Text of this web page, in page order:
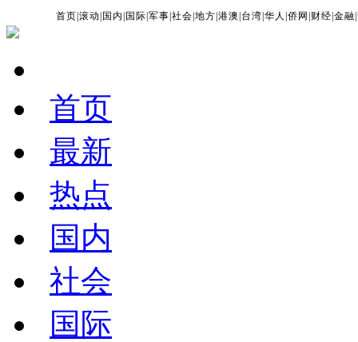
首页 |滚动 国内 国际 |军事 |社会 |地方 |港澳 台湾 |华人 |侨网 财经 |金融 |
首页
最新
热点
国内
社会
国际